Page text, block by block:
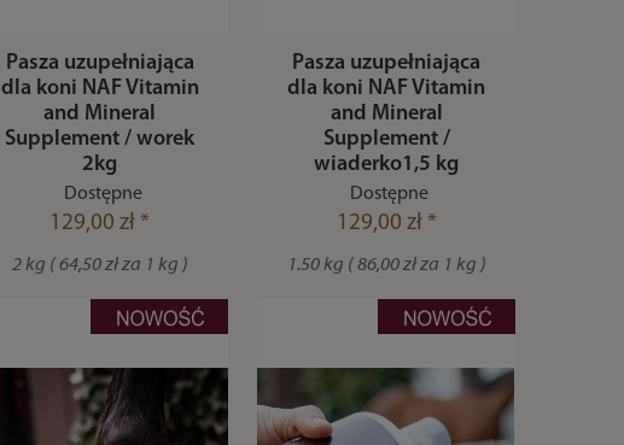
Pasza uzupełniająca
dla koni NAF Vitamin
and Mineral
Supplement / worek
2kg
Dostępne
129,00 zł *
2 kg ( 64,50 zł za 1 kg )
Pasza uzupełniająca
dla koni NAF Vitamin
and Mineral
Supplement /
wiaderko1,5 kg
Dostępne
129,00 zł *
1.50 kg ( 86,00 zł za 1 kg )